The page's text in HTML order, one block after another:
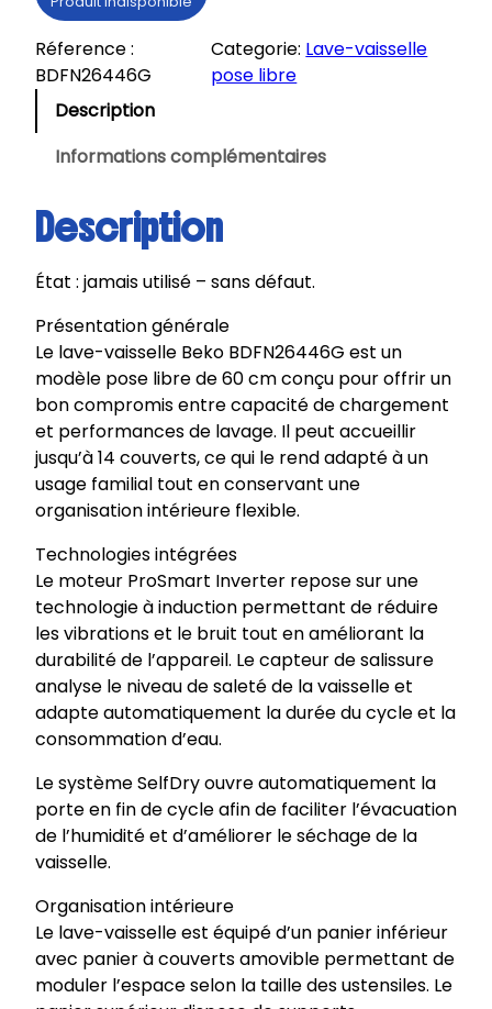
Réference :
BDFN26446G
Categorie: Lave-vaisselle
pose libre
Description
Informations complémentaires
Description
État : jamais utilisé – sans défaut.
Présentation générale
Le lave-vaisselle Beko BDFN26446G est un
modèle pose libre de 60 cm conçu pour offrir un
bon compromis entre capacité de chargement
et performances de lavage. Il peut accueillir
jusqu’à 14 couverts, ce qui le rend adapté à un
usage familial tout en conservant une
organisation intérieure flexible.
Technologies intégrées
Le moteur ProSmart Inverter repose sur une
technologie à induction permettant de réduire
les vibrations et le bruit tout en améliorant la
durabilité de l’appareil. Le capteur de salissure
analyse le niveau de saleté de la vaisselle et
adapte automatiquement la durée du cycle et la
consommation d’eau.
Le système SelfDry ouvre automatiquement la
porte en fin de cycle afin de faciliter l’évacuation
de l’humidité et d’améliorer le séchage de la
vaisselle.
Organisation intérieure
Le lave-vaisselle est équipé d’un panier inférieur
avec panier à couverts amovible permettant de
moduler l’espace selon la taille des ustensiles. Le